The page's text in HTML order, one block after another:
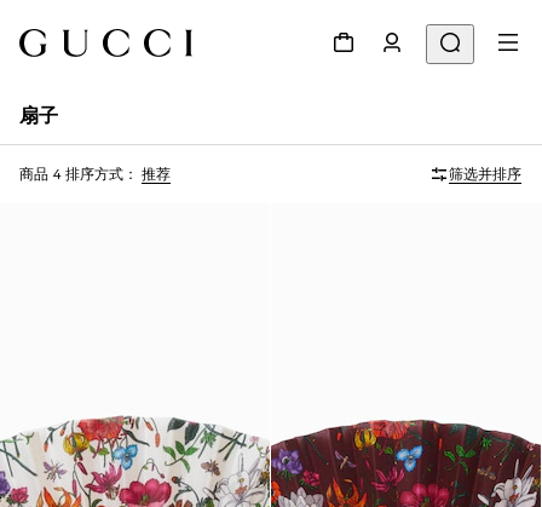
扇子
商品 4 排序方式： 推荐 筛选并排序